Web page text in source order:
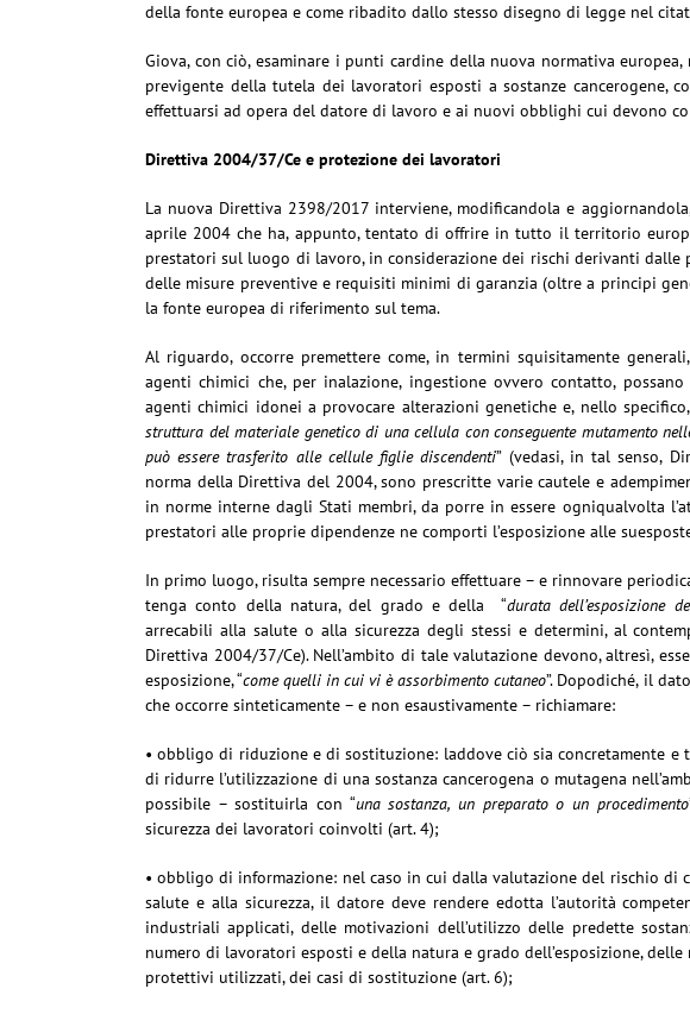
della fonte europea e come ribadito dallo stesso disegno di legge nel
Giova, con ciò, esaminare i punti cardine della nuova normativa
previgente della tutela dei lavoratori esposti a sostanze cancerogene,
effettuarsi ad opera del datore di lavoro e ai nuovi obblighi cui devono
Direttiva 2004/37/Ce e protezione dei lavoratori
La nuova Direttiva 2398/2017 interviene, modificandola e
aprile 2004 che ha, appunto, tentato di offrire in tutto il territorio
prestatori sul luogo di lavoro, in considerazione dei rischi derivanti dalle
delle misure preventive e requisiti minimi di garanzia (oltre a principi
la fonte europea di riferimento sul tema.
Al riguardo, occorre premettere come, in termini squisitamente
agenti chimici che, per inalazione, ingestione ovvero contatto,
agenti chimici idonei a provocare alterazioni genetiche e, nello
struttura del materiale genetico di una cellula con conseguente mutamento
può essere trasferito alle cellule figlie discendenti” (vedasi, in tal senso,
norma della Direttiva del 2004, sono prescritte varie cautele e
in norme interne dagli Stati membri, da porre in essere ogniqualvolta
prestatori alle proprie dipendenze ne comporti l’esposizione alle
In primo luogo, risulta sempre necessario effettuare – e rinnovare
tenga conto della natura, del grado e della “durata dell’esposizione
arrecabili alla salute o alla sicurezza degli stessi e determini, al
Direttiva 2004/37/Ce). Nell’ambito di tale valutazione devono, altresì,
esposizione, “come quelli in cui vi è assorbimento cutaneo”. Dopodiché, il
che occorre sinteticamente – e non esaustivamente – richiamare:
• obbligo di riduzione e di sostituzione: laddove ciò sia concretamente e
di ridurre l’utilizzazione di una sostanza cancerogena o mutagena
possibile – sostituirla con “una sostanza, un preparato o un procedimento
sicurezza dei lavoratori coinvolti (art. 4);
• obbligo di informazione: nel caso in cui dalla valutazione del rischio di
salute e alla sicurezza, il datore deve rendere edotta l’autorità
industriali applicati, delle motivazioni dell’utilizzo delle predette
numero di lavoratori esposti e della natura e grado dell’esposizione,
protettivi utilizzati, dei casi di sostituzione (art. 6);